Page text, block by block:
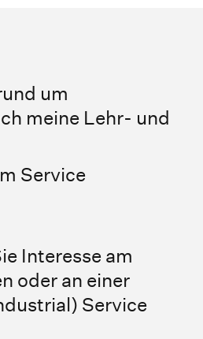
um
meine Lehr- und
Service
Interesse am
oder an einer
Service